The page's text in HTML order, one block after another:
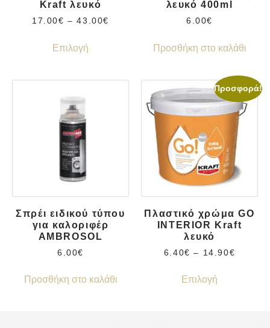
Kraft λευκό
17.00€ – 43.00€
Επιλογή
λευκό 400ml
6.00€
Προσθήκη στο καλάθι
Σπρέι ειδικού τύπου
για καλοριφέρ
AMBROSOL
6.00€
Προσθήκη στο καλάθι
Προσφορά!
Πλαστικό χρώμα GO
INTERIOR Kraft
λευκό
6.40€ – 14.90€
Επιλογή